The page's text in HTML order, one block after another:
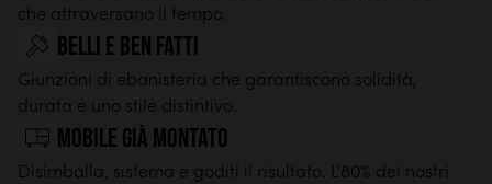
che attraversano il tempo.
Belli e ben fatti
Giunzioni di ebanisteria che garantiscono solidità,
durata e uno stile distintivo.
Mobile già montato
Disimballa, sistema e goditi il risultato. L'80% dei nostri